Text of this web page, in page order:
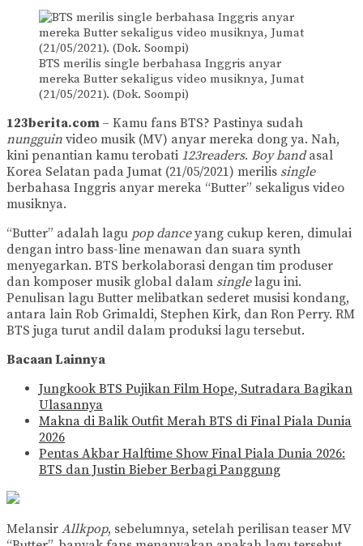
BTS merilis single berbahasa Inggris anyar
mereka Butter sekaligus video musiknya, Jumat
(21/05/2021). (Dok. Soompi)
123berita.com – Kamu fans BTS? Pastinya sudah
nungguin video musik (MV) anyar mereka dong ya. Nah,
kini penantian kamu terobati 123readers. Boy bandasal
Korea Selatan pada Jumat (21/05/2021) merilis single
berbahasa Inggris anyar mereka “Butter” sekaligus video
musiknya.
“Butter” adalah lagu pop danceyang cukup keren, dimulai
dengan intro bass-line menawan dan suara synth
menyegarkan. BTS berkolaborasi dengan tim produser
dan komposer musik global dalam singlelagu ini.
Penulisan lagu Butter melibatkan sederet musisi kondang,
antara lain Rob Grimaldi, Stephen Kirk, dan Ron Perry. RM
BTS juga turut andil dalam produksi lagu tersebut.
Bacaan Lainnya
Jungkook BTS Pujikan Film Hope, Sutradara Bagikan
Ulasannya
Makna di Balik Outfit Merah BTS di Final Piala Dunia
2026
Pentas Akbar Halftime Show Final Piala Dunia 2026:
BTS dan Justin Bieber Berbagi Panggung
Melansir Allkpop, sebelumnya, setelah perilisan teaser MV